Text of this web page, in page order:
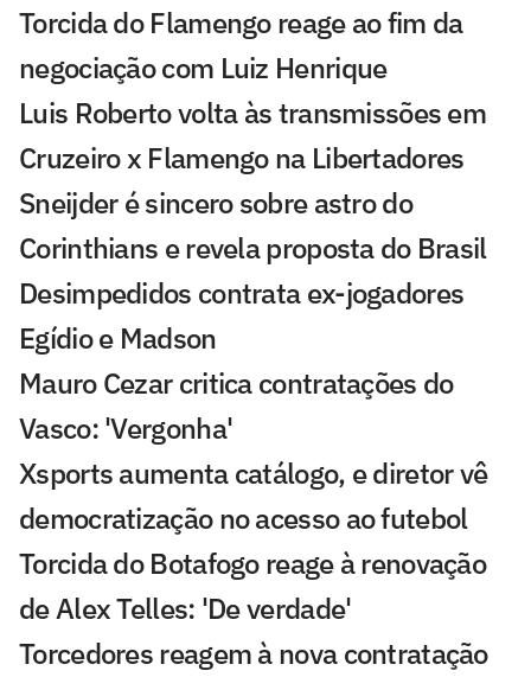
Torcida do Flamengo reage ao fim da
negociação com Luiz Henrique
Luis Roberto volta às transmissões em
Cruzeiro x Flamengo na Libertadores
Sneijder é sincero sobre astro do
Corinthians e revela proposta do Brasil
Desimpedidos contrata ex-jogadores
Egídio e Madson
Mauro Cezar critica contratações do
Vasco: 'Vergonha'
Xsports aumenta catálogo, e diretor vê
democratização no acesso ao futebol
Torcida do Botafogo reage à renovação
de Alex Telles: 'De verdade'
Torcedores reagem à nova contratação